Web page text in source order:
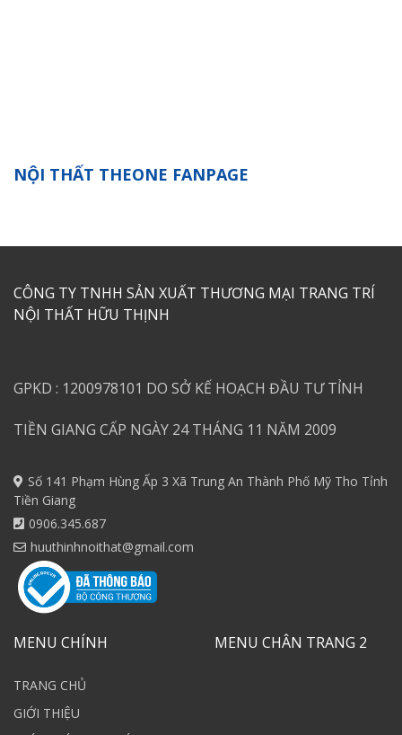
NỘI THẤT THEONE FANPAGE
CÔNG TY TNHH SẢN XUẤT THƯƠNG MẠI TRANG TRÍ
NỘI THẤT HỮU THỊNH
GPKD : 1200978101 DO SỞ KẾ HOẠCH ĐẦU TƯ TỈNH
TIỀN GIANG CẤP NGÀY 24 THÁNG 11 NĂM 2009
Số 141 Phạm Hùng Ấp 3 Xã Trung An Thành Phố Mỹ Tho Tỉnh
Tiền Giang
0906.345.687
huuthinhnoithat@gmail.com
MENU CHÍNH
TRANG CHỦ
GIỚI THIỆU
MENU CHÂN TRANG 2